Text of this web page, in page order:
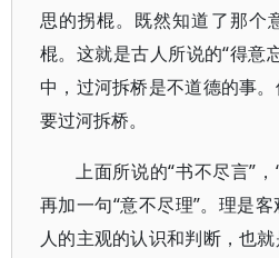
思的拐棍。既然知道了那个
棍。这就是古人所说的“得意
中，过河拆桥是不道德的事
要过河拆桥。
上面所说的“书不尽言”
再加一句“意不尽理”。理是
人的主观的认识和判断，也